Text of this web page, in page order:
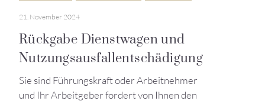
21. November 2024
Rückgabe Dienstwagen und
Nutzungsausfallentschädigung
Sie sind Führungskraft oder Arbeitnehmer
und Ihr Arbeitgeber fordert von Ihnen den